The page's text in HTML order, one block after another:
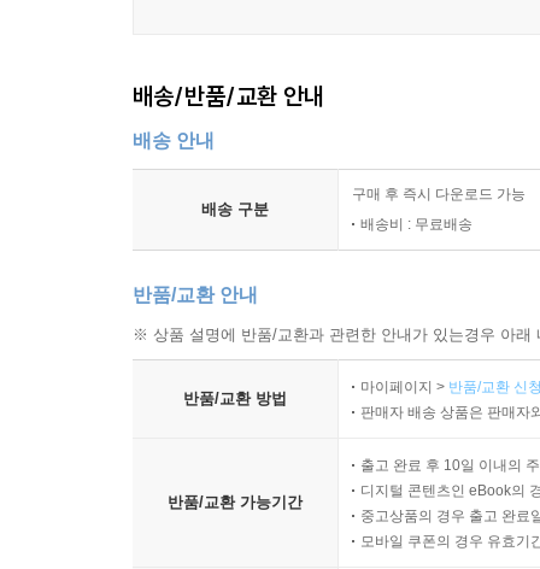
배송/반품/교환 안내
배송 안내
배송 구분
구매 후 즉시 다운로드 가능
배송비 : 무료배송
반품/교환 안내
※ 상품 설명에 반품/교환과 관련한 안내가 있는경우 아
반품/교환 방법
마이페이지 > 반품/교환 신
판매자 배송 상품은 판매자
반품/교환 가능기간
출고 완료 후 10일 이내의
디지털 콘텐츠인 eBook의
중고상품의 경우 출고 완료
모바일 쿠폰의 경우 유효기